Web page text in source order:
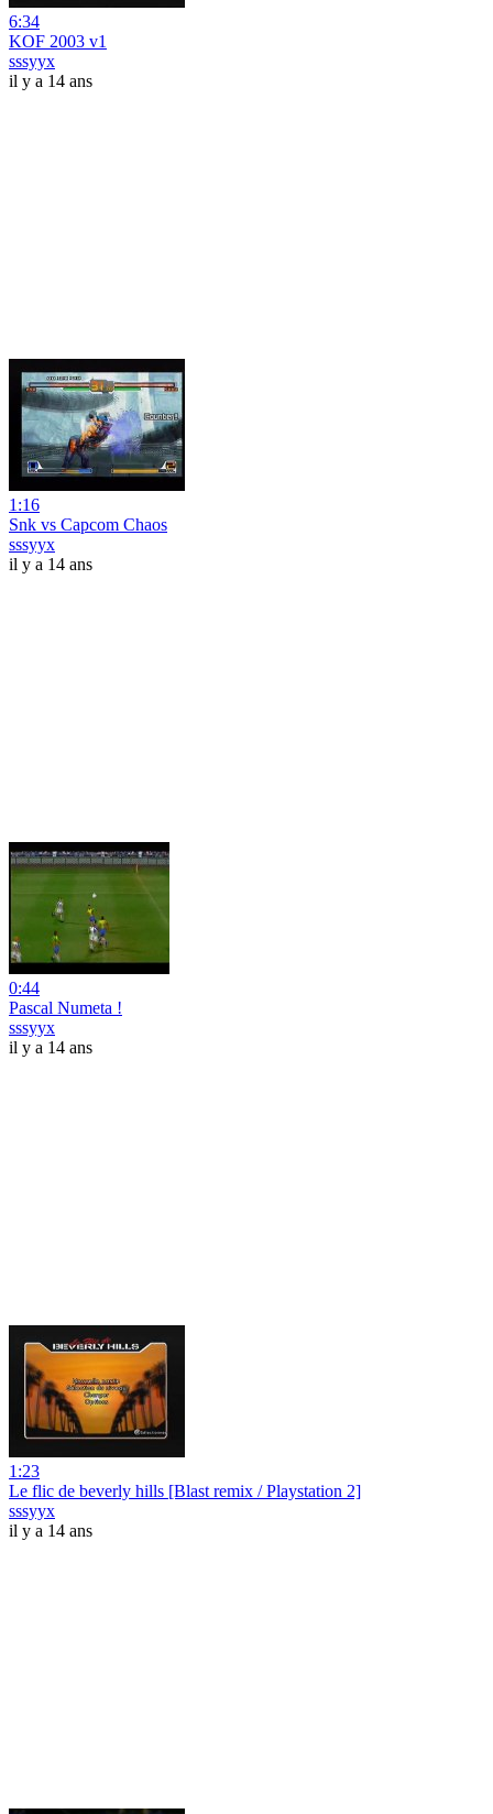
6:34
KOF 2003 v1
sssyyx
il y a 14 ans
1:16
Snk vs Capcom Chaos
sssyyx
il y a 14 ans
0:44
Pascal Numeta !
sssyyx
il y a 14 ans
1:23
Le flic de beverly hills [Blast remix / Playstation 2]
sssyyx
il y a 14 ans